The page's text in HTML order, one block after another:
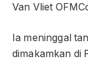
Van Vliet
Ia meninggal
dimakamkan di